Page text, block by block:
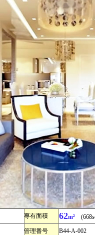
専有面積 62m²
管理番号 B44-A-002